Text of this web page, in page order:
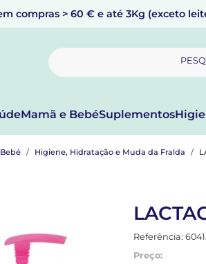
compras > 60 € e até 3Kg (exceto
Mamã e BebéSuplementos
Bebé Higiene, Hidratação e Muda da Fralda
Referência:
Preço: